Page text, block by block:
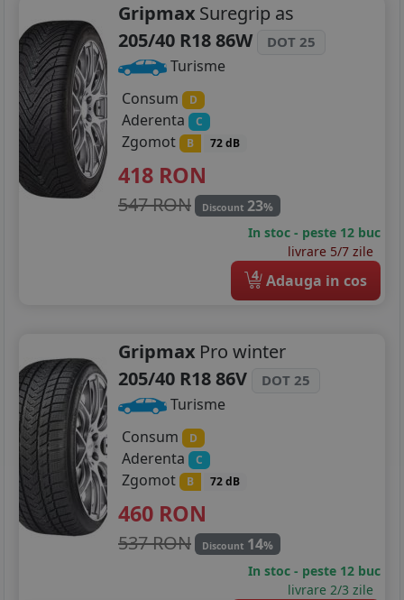
Gripmax Suregrip as
205/40 R18 86W
DOT 25
Turisme
Consum
D
Aderenta C
Zgomot B 72 dB
418 RON
547 RON Discount 23%
In stoc - peste 12 buc
livrare 5/7 zile
4 Adauga in cos
Gripmax Pro winter
205/40 R18 86V
DOT 25
Turisme
Consum
D
Aderenta C
Zgomot B 72 dB
460 RON
537 RON Discount 14%
In stoc - peste 12 buc
livrare 2/3 zile